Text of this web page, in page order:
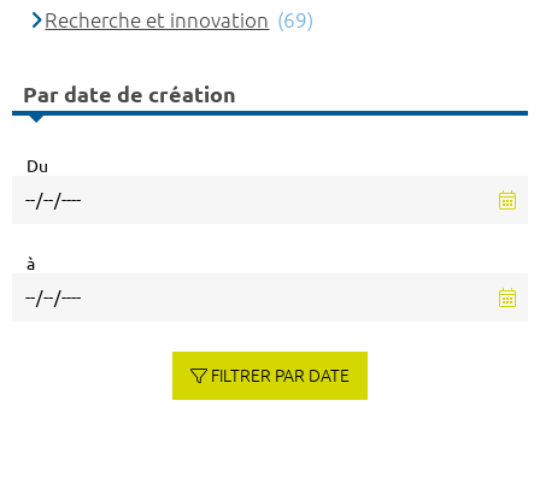
Recherche et innovation (69)
Par date de création
Du
à
FILTRER PAR DATE